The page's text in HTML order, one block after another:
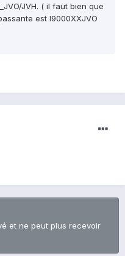
JVH. ( il faut bien que
est I9000XXJVO
et ne peut plus recevoir